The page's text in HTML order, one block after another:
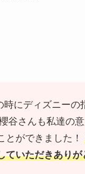
にディズニーの
谷さんも私達の
とができました！
ていただきあり